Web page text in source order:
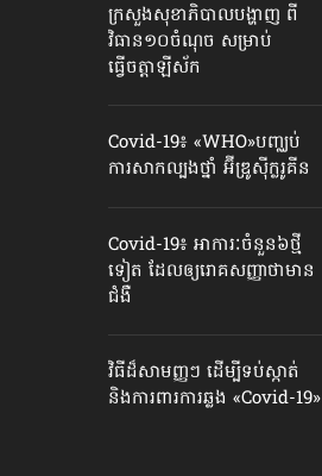
ក្រសួងសុខាភិបាលបង្ហាញ ពី​
វិធាន​១០ចំណុច សម្រាប់
ធ្វើចត្តាឡីស័ក
Covid-19៖ «WHO»បញ្ឈប់​
ការសាកល្បង​ថ្នាំ អ៊ីឌ្រូស៊ីក្លរូគីន
Covid-19៖ អាការៈ​ចំនួន៦​ថ្មី
ទៀត ដែលឲ្យ​រោគសញ្ញា​ថា​មាន
ជំងឺ
វិធីដ៏សាមញ្ញៗ ដើម្បីទប់ស្កាត់​
និងការពារ​ការឆ្លង «Covid-19»